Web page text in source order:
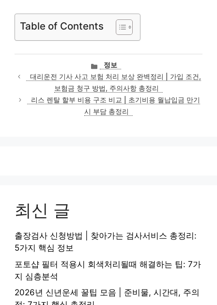
Table of Contents
카
테
고
리
정보
대리운전 기사 사고 보험 처리 보상 완벽정리 | 가입 조건,
보험금 청구 방법, 주의사항 총정리
리스 렌탈 할부 비용 구조 비교 | 초기비용 월납입금 만기
시 부담 총정리
최신 글
출장검사 신청방법 | 찾아가는 검사서비스 총정리:
5가지 핵심 정보
포토샵 필터 적용시 회색처리될때 해결하는 팁: 7가
지 심층분석
2026년 신년운세 꿀팁 모음 | 준비물, 시간대, 주의